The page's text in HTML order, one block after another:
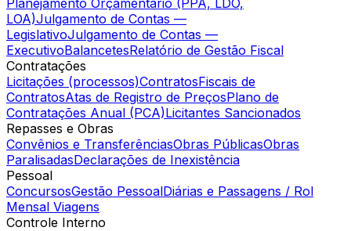
Planejamento Orçamentário (PPA, LDO,
LOA)Julgamento de Contas —
LegislativoJulgamento de Contas —
ExecutivoBalancetesRelatório de Gestão Fiscal
Contratações
Licitações (processos)ContratosFiscais de
ContratosAtas de Registro de PreçosPlano de
Contratações Anual (PCA)Licitantes Sancionados
Repasses e Obras
Convênios e TransferênciasObras PúblicasObras
ParalisadasDeclarações de Inexistência
Pessoal
ConcursosGestão PessoalDiárias e Passagens / Rol
Mensal Viagens
Controle Interno